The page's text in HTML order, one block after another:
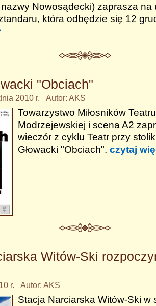
Nowosądecki) zaprasza na
która odbędzie się 12
"Obciach"
2010 r. Autor: AKS
Towarzystwo Miłosników
Modrzejewskiej i scena A2
wieczór z cyklu Teatr przy
Głowacki "Obciach". czytaj
Witów-Ski
r. Autor: AKS
Stacja Narciarska Witów-Ski w